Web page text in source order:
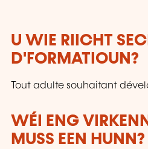
U WIE RIICHT
D'FORMATIOUN?
Tout adulte souhaitant
WÉI ENG
MUSS EEN HUNN?